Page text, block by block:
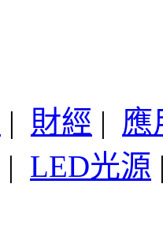
| 財經 | 應
| LED光源